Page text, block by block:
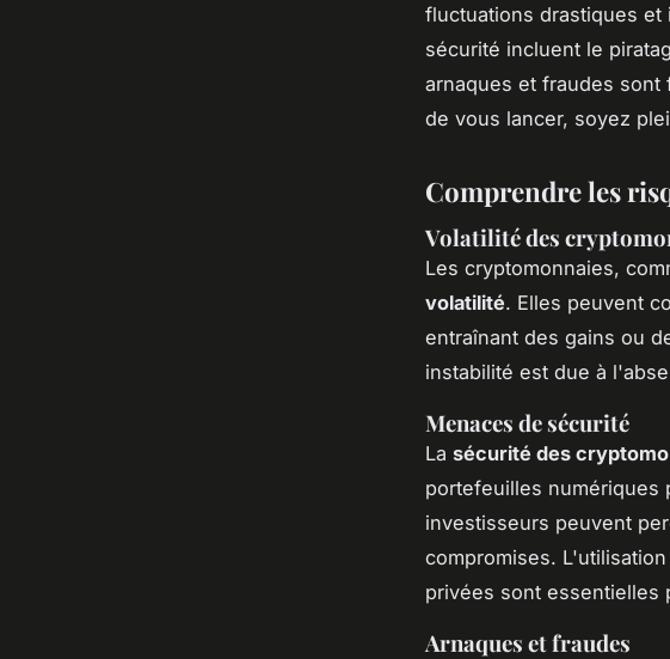
fluctuations drastiques et
sécurité incluent le
arnaques et fraudes
de vous lancer, soyez
Comprendre les
Volatilité des
Les cryptomonnaies,
volatilité. Elles peuvent
entraînant des gains ou
instabilité est due à
Menaces de sécurité
La sécurité des
portefeuilles numériques
investisseurs peuvent
compromises.
privées sont essentielles
Arnaques et fraudes